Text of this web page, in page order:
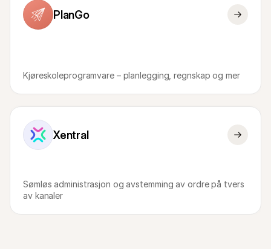
PlanGo
Kjøreskoleprogramvare – planlegging, regnskap og mer
Xentral
Sømløs administrasjon og avstemming av ordre på tvers
av kanaler